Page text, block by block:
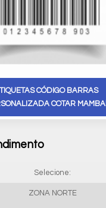
CÓDIGO BARRAS
COTAR MAMBAÍ
Selecione:
ZONA NORTE